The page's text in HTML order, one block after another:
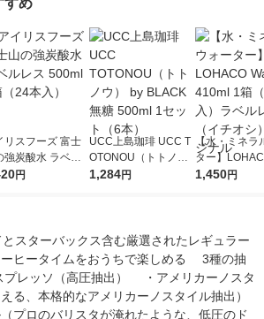
キット付
すめ
リスフーズ 富士
強炭酸水 ラベル
500ml 1箱（24
円
UCC上島珈琲 UCC T
OTONOU（トトノ
ウ） by BLACK無糖 5
1,284円
【水・ミネラ
ター】
r 410ml 1箱（
1,450円
とスターバックス含む厳選されたレギュラー
ヒータイムをおうちで楽しめる 　3種の抽
レッソ（高圧抽出） 　・アメリカーノスタ
る、本格的なアメリカーノスタイル抽出）
プロのバリスタが淹れたような、低圧のド